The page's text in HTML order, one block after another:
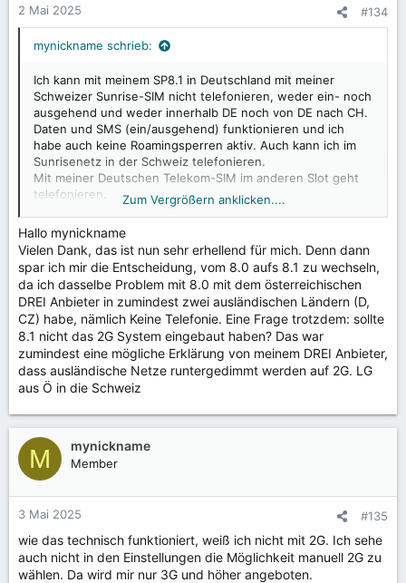
2 Mai 2025 #134
mynickname schrieb:
Ich kann mit meinem SP8.1 in Deutschland mit meiner
Schweizer Sunrise-SIM nicht telefonieren, weder ein- noch
ausgehend und weder innerhalb DE noch von DE nach CH.
Daten und SMS (ein/ausgehend) funktionieren und ich
habe auch keine Roamingsperren aktiv. Auch kann ich im
Sunrisenetz in der Schweiz telefonieren.
Mit meiner Deutschen Telekom-SIM im anderen Slot geht
telefonieren.
Beim Sunrise Tech-Support hat man vieles probiert und
alles scheint in Ordnung seitens deren Netz und der SIM-
Karte. Ein Supporttticket zu öffnen war nicht möglich, da
das Shiftphone nicht zertifiziert ist bei denen.
Siehe Thread bzgl. VoLTE und Wifi-Calling in der Schweiz.
Zum Vergrößern anklicken....
Hallo mynickname
Vielen Dank, das ist nun sehr erhellend für mich. Denn dann
spar ich mir die Entscheidung, vom 8.0 aufs 8.1 zu wechseln,
da ich dasselbe Problem mit 8.0 mit dem österreichischen
DREI Anbieter in zumindest zwei ausländischen Ländern (D,
CZ) habe, nämlich Keine Telefonie. Eine Frage trotzdem: sollte
8.1 nicht das 2G System eingebaut haben? Das war
zumindest eine mögliche Erklärung von meinem DREI Anbieter,
dass ausländische Netze runtergedimmt werden auf 2G. LG
aus Ö in die Schweiz
M mynickname
Member
3 Mai 2025 #135
wie das technisch funktioniert, weiß ich nicht mit 2G. Ich sehe
auch nicht in den Einstellungen die Möglichkeit manuell 2G zu
wählen. Da wird mir nur 3G und höher angeboten.